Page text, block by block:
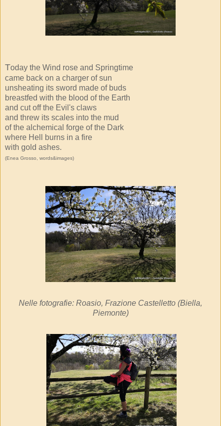
Today the Wind rose and Springtime
came back on a charger of sun
unsheating its sword made of buds
breastfed with the blood of the Earth
and cut off the Evil's claws
and threw its scales into the mud
of the alchemical forge of the Dark
where Hell burns in a fire
with gold ashes.
(Enea Grosso, words&images)
Nelle fotografie: Roasio, Frazione Castelletto (Biella,
Piemonte)